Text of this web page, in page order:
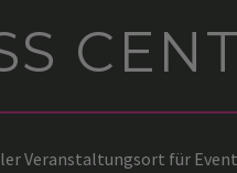
Veranstaltungsort für